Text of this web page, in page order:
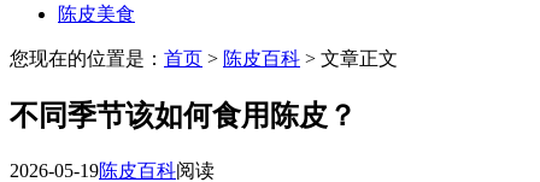
陈皮美食
您现在的位置是： 首页 > 陈皮百科 > 文章正文
不同季节该如何食用陈皮？
2026-05-19陈皮百科阅读